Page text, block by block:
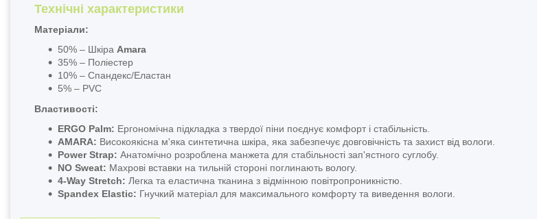
Технічні характеристики
Матеріали:
50% – Шкіра Amara
35% – Поліестер
10% – Спандекс/Еластан
5% – PVC
Властивості:
ERGO Palm: Ергономічна підкладка з твердої піни поєднує комфорт і стабільність.
AMARA: Високоякісна м'яка синтетична шкіра, яка забезпечує довговічність та захист від вологи.
Power Strap: Анатомічно розроблена манжета для стабільності зап'ястного суглобу.
NO Sweat: Махрові вставки на тильній стороні поглинають вологу.
4-Way Stretch: Легка та еластична тканина з відмінною повітропроникністю.
Spandex Elastic: Гнучкий матеріал для максимального комфорту та виведення вологи.